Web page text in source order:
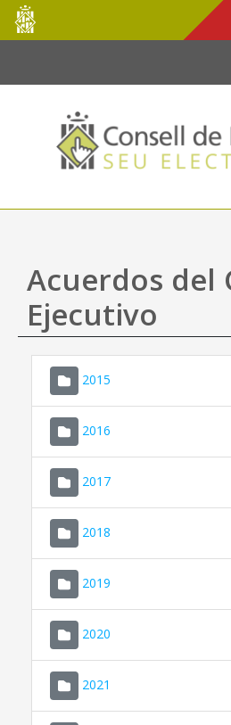
Saltar al contenido principal
Consell
de
Mallorca
Acuerdos del
Ejecutivo
2015
2016
2017
2018
2019
2020
2021